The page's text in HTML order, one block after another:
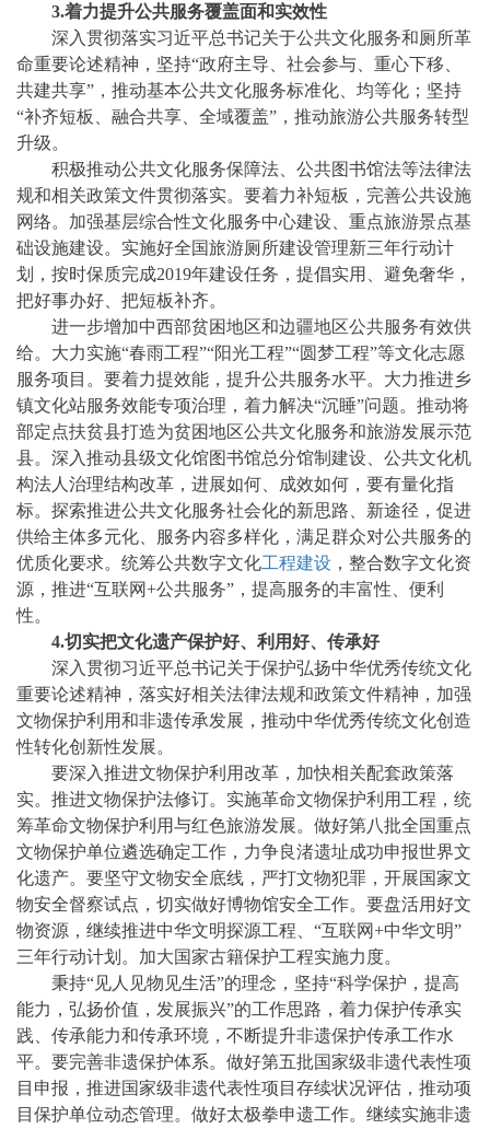
3.着力提升公共服务覆盖面和实效性
深入贯彻落实习近平总书记关于公共文化服务和厕所革
命重要论述精神，坚持“政府主导、社会参与、重心下移、
共建共享”，推动基本公共文化服务标准化、均等化；坚持
“补齐短板、融合共享、全域覆盖”，推动旅游公共服务转型
升级。
积极推动公共文化服务保障法、公共图书馆法等法律法
规和相关政策文件贯彻落实。要着力补短板，完善公共设施
网络。加强基层综合性文化服务中心建设、重点旅游景点基
础设施建设。实施好全国旅游厕所建设管理新三年行动计
划，按时保质完成2019年建设任务，提倡实用、避免奢华，
把好事办好、把短板补齐。
进一步增加中西部贫困地区和边疆地区公共服务有效供
给。大力实施“春雨工程”“阳光工程”“圆梦工程”等文化志愿
服务项目。要着力提效能，提升公共服务水平。大力推进乡
镇文化站服务效能专项治理，着力解决“沉睡”问题。推动将
部定点扶贫县打造为贫困地区公共文化服务和旅游发展示范
县。深入推动县级文化馆图书馆总分馆制建设、公共文化机
构法人治理结构改革，进展如何、成效如何，要有量化指
标。探索推进公共文化服务社会化的新思路、新途径，促进
供给主体多元化、服务内容多样化，满足群众对公共服务的
优质化要求。统筹公共数字文化工程建设 ，整合数字文化资
源，推进“互联网+公共服务”，提高服务的丰富性、便利
性。
4.切实把文化遗产保护好、利用好、传承好
深入贯彻习近平总书记关于保护弘扬中华优秀传统文化
重要论述精神，落实好相关法律法规和政策文件精神，加强
文物保护利用和非遗传承发展，推动中华优秀传统文化创造
性转化创新性发展。
要深入推进文物保护利用改革，加快相关配套政策落
实。推进文物保护法修订。实施革命文物保护利用工程，统
筹革命文物保护利用与红色旅游发展。做好第八批全国重点
文物保护单位遴选确定工作，力争良渚遗址成功申报世界文
化遗产。要坚守文物安全底线，严打文物犯罪，开展国家文
物安全督察试点，切实做好博物馆安全工作。要盘活用好文
物资源，继续推进中华文明探源工程、 “互联网+中华文明”
三年行动计划。加大国家古籍保护工程实施力度。
秉持“见人见物见生活”的理念，坚持“科学保护，提高
能力，弘扬价值，发展振兴”的工作思路，着力保护传承实
践、传承能力和传承环境，不断提升非遗保护传承工作水
平。要完善非遗保护体系。做好第五批国家级非遗代表性项
目申报，推进国家级非遗代表性项目存续状况评估，推动项
目保护单位动态管理。做好太极拳申遗工作。继续实施非遗